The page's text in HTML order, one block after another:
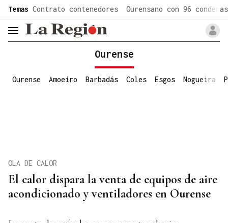
Temas Contrato contenedores Ourensano con 96 condenas
header.menu.open
Ourense
Ourense Amoeiro Barbadás Coles Esgos Nogueira
El calor dispara la venta de equipos de aire
acondicionado y ventiladores en Ourense
OLA DE CALOR